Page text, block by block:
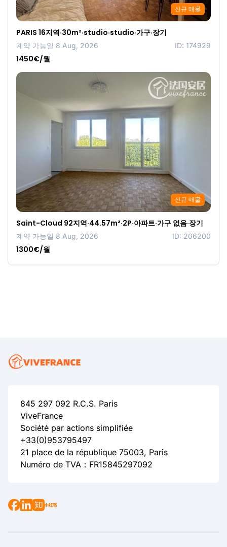
신규 매물
PARIS 16지역·30m²·studio·studio·가구·장기
계약 가능일 8 Aug, 2026 ID: 174929
1450€/월
신규 매물
Saint-Cloud 92지역·44.57m²·2P·아파트·가구 없음·장기
계약 가능일 8 Aug, 2026 ID: 206200
1300€/월
845 297 092 R.C.S. Paris
ViveFrance
Société par actions simplifiée
+33(0)953795497
21 place de la république 75003, Paris
Numéro de TVA：FR15845297092